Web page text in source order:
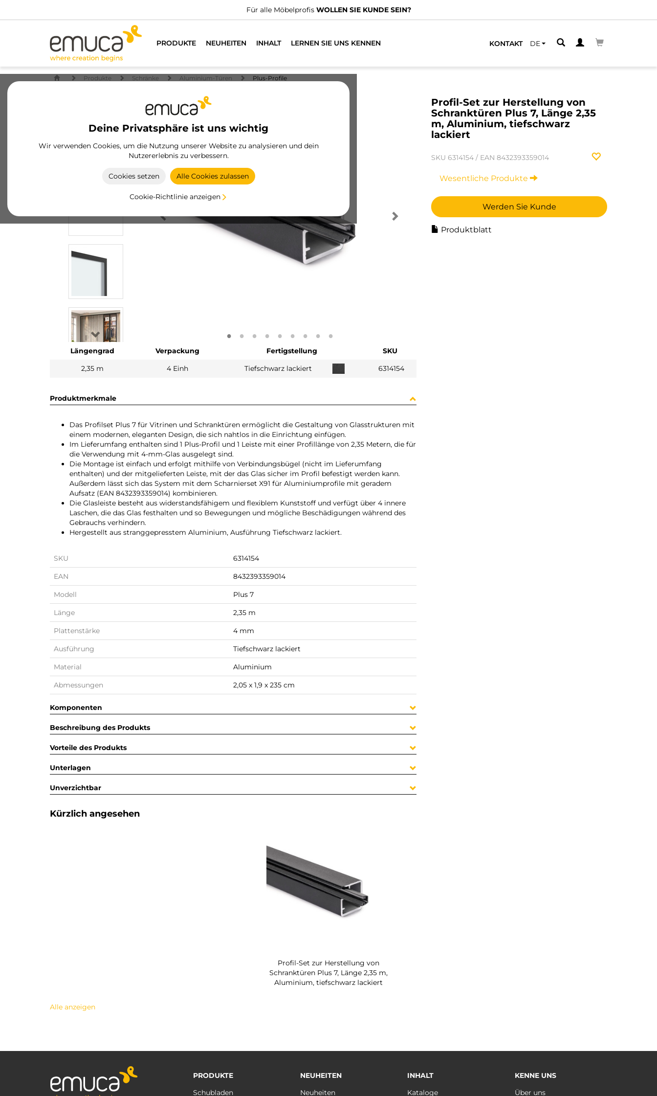
Für alle Möbelprofis WOLLEN SIE KUNDE SEIN?
PRODUKTE NEUHEITEN INHALT LERNEN SIE UNS KENNEN KONTAKT DE
Deine Privatsphäre ist uns wichtig
Wir verwenden Cookies, um die Nutzung unserer Website zu analysieren und dein
Nutzererlebnis zu verbessern.
Cookies setzen Alle Cookies zulassen
Cookie-Richtlinie anzeigen
Produkte Schränke Aluminium-Türen Plus-Profile
Profil-Set zur Herstellung von
Schranktüren Plus 7, Länge 2,35
m, Aluminium, tiefschwarz
lackiert
SKU 6314154 / EAN 8432393359014
Wesentliche Produkte
Werden Sie Kunde
Produktblatt
Längengrad Verpackung Fertigstellung
SKU
2,35 m
4 Einh Tiefschwarz lackiert 6314154
Produktmerkmale
Das Profilset Plus 7 für Vitrinen und Schranktüren ermöglicht die Gestaltung von Glasstrukturen mit
einem modernen, eleganten Design, die sich nahtlos in die Einrichtung einfügen.
Im Lieferumfang enthalten sind 1 Plus-Profil und 1 Leiste mit einer Profillänge von 2,35 Metern, die für
die Verwendung mit 4-mm-Glas ausgelegt sind.
Die Montage ist einfach und erfolgt mithilfe von Verbindungsbügel (nicht im Lieferumfang
enthalten) und der mitgelieferten Leiste, mit der das Glas sicher im Profil befestigt werden kann.
Außerdem lässt sich das System mit dem Scharnierset X91 für Aluminiumprofile mit geradem
Aufsatz (EAN 8432393359014) kombinieren.
Die Glasleiste besteht aus widerstandsfähigem und flexiblem Kunststoff und verfügt über 4 innere
Laschen, die das Glas festhalten und so Bewegungen und mögliche Beschädigungen während des
Gebrauchs verhindern.
Hergestellt aus stranggepresstem Aluminium, Ausführung Tiefschwarz lackiert.
SKU 6314154
EAN 8432393359014
Modell Plus 7
Länge 2,35 m
Plattenstärke 4 mm
Ausführung Tiefschwarz lackiert
Material Aluminium
Abmessungen 2,05 x 1,9 x 235 cm
Komponenten
Beschreibung des Produkts
Vorteile des Produkts
Unterlagen
Unverzichtbar
Kürzlich angesehen
Profil-Set zur Herstellung von
Schranktüren Plus 7, Länge 2,35 m,
Aluminium, tiefschwarz lackiert
Alle anzeigen
PRODUKTE
Schubladen
NEUHEITEN
Neuheiten
INHALT
Kataloge
KENNE UNS
Über uns